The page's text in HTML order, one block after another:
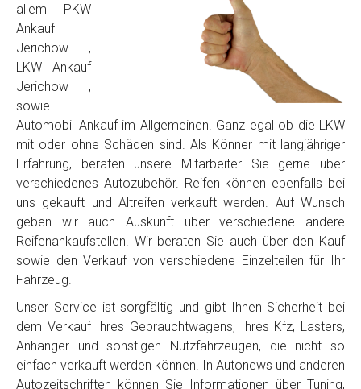
allem PKW
Ankauf
Jerichow ,
LKW Ankauf
Jerichow ,
sowie
Automobil Ankauf im Allgemeinen. Ganz egal ob die LKW
mit oder ohne Schäden sind. Als Könner mit langjähriger
Erfahrung, beraten unsere Mitarbeiter Sie gerne über
verschiedenes Autozubehör. Reifen können ebenfalls bei
uns gekauft und Altreifen verkauft werden. Auf Wunsch
geben wir auch Auskunft über verschiedene andere
Reifenankaufstellen. Wir beraten Sie auch über den Kauf
sowie den Verkauf von verschiedene Einzelteilen für Ihr
Fahrzeug.
Unser Service ist sorgfältig und gibt Ihnen Sicherheit bei
dem Verkauf Ihres Gebrauchtwagens, Ihres Kfz, Lasters,
Anhänger und sonstigen Nutzfahrzeugen, die nicht so
einfach verkauft werden können. In Autonews und anderen
Autozeitschriften können Sie Informationen über Tuning,